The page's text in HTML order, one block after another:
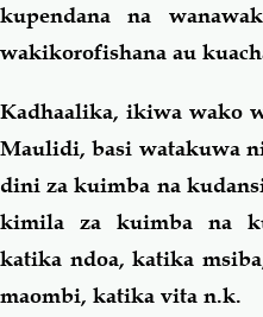
kupendana na
wakikorofishana au
Kadhaalika, ikiwa wako
Maulidi, basi watakuwa
dini za kuimba na
kimila za kuimba na
katika ndoa, katika
maombi, katika vita n.k.